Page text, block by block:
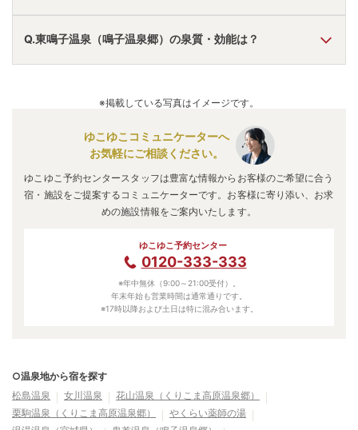
A. 東鳴子温泉（鳴子温泉郷） は、宮城県大崎市鳴子温泉東鳴
子 にあります。
車でお越しの方は、古川ICから車で約35分。
Q.東鳴子温泉（鳴子温泉郷）の泉質・効能は？
神経痛、筋肉痛、冷え性、皮膚病、美肌
言われています。
※掲載している写真はイメージです。
ゆこゆこコミュニケーターへ
お気軽にご相談ください。
ゆこゆこ予約センタースタッフは豊富な情報からお客様のご希望に合う
宿・施設をご提案するコミュニケーターです。お客様に寄り添い、お求
めの施設情報をご案内いたします。
ゆこゆこ予約センター
0120-333-333
※年中無休（9:00～21:00受付）。
年末年始も営業時間は通常通りです。
※17時以降および土日は特に混み合います。
○温泉地から宿を探す
松島温泉
女川温泉
花山温泉（くりこま高原温泉郷）
栗駒温泉（くりこま高原温泉郷）
やくらい薬師の湯